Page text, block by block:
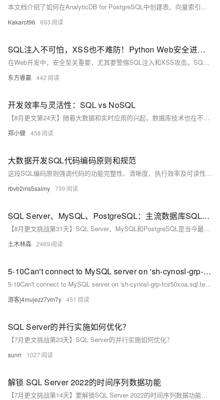
本文档介绍了如何在AnalyticDB for PostgreSQL中创建表、向量索引及混合检索的实现步骤。主要内容包括：创建`articles`表并设置向量存储格式，创建ANN向量索引，为表增加`username`和`time`列，建立BTREE索引和GIN全文检索索引，并展示了查询结果。参考文档提供了详细的SQL语句和配置说明。
Kakarot96 693
SQL注入不可怕，XSS也不难防！Python Web安全进阶教程，让你安心做开发！
在Web开发中，安全至关重要，尤其要警惕SQL注入和XSS攻击。SQL注入通过在数据库查询中插入恶意代码来窃取或篡改数据，而XSS攻击则通过注入恶意脚本来窃取用户敏感信息。本文将带你深入了解这两种威胁，并提供Python实战技巧，包括使用参数化查询和ORM框架防御SQL注入，以及利用模板引擎自动转义和内容安全策略（CSP）防范XSS攻击。通过掌握这些方法，你将能够更加自信地应对Web安全挑战，确保应用程序的安全性。
东方睿赢 442
开发效率与灵活性：SQL vs NoSQL
【8月更文第24天】随着大数据和实时应用的兴起，数据库技术也在不断发展以适应新的需求。传统的SQL（结构化查询语言）数据库因其成熟的数据管理机制而被广泛使用，而NoSQL（Not Only SQL）数据库则以其灵活性和扩展性赢得了众多开发者的青睐。本文将从开发者的视角出发，探讨这两种数据库类型的优缺点，并通过具体的代码示例来说明它们在实际开发中的应用。
郑小健 458
大数据开发SQL代码编码原则和规范
这段SQL编码原则强调代码的功能完整性、清晰度、执行效率及可读性，通过统一关键词大小写、缩进量以及禁止使用模糊操作如select *等手段提升代码质量。此外，SQL编码规范还详细规定了代码头部信息、字段与子句排列、运算符前后间隔、CASE语句编写、查询嵌套、表别名定义以及SQL注释的具体要求，确保代码的一致性和维护性。
rbvb2ms5saimy 739
SQL Server、MySQL、PostgreSQL：主流数据库SQL语法异同比较——深入探讨数据类型、分页查询、表创建与数据插入、函数和索引等关键语法差异，为跨数据库开发提供实用指导
【8月更文挑战第31天】SQL Server、MySQL和PostgreSQL是当今最流行的关系型数据库管理系统，均使用SQL作为查询语言，但在语法和功能实现上存在差异。本文将比较它们在数据类型、分页查询、创建和插入数据以及函数和索引等方面的异同，帮助开发者更好地理解和使用这些数据库。尽管它们共用SQL语言，但每个系统都有独特的语法规则，了解这些差异有助于提升开发效率和项目成功率。
土木林森 2469
5-10Can't connect to MySQL server on 'sh-cynosl-grp-fcs50xoa.sql.tencentcdb.com' (110)")
5-10Can't connect to MySQL server on 'sh-cynosl-grp-fcs50xoa.sql.tencentcdb.com' (110)")
游客j4mujezz7vm7y 451
SQL Server的并行实施如何优化？
【7月更文挑战第23天】SQL Server的并行实施如何优化？
sunrr 1027
解锁 SQL Server 2022的时间序列数据功能
【7月更文挑战第14天】要解锁SQL Server 2022的时间序列数据功能，可使用`generate_series`函数生成整数序列，例如：`SELECT value FROM generate_series(1, 10)。此外，`date_bucket`函数能按指定间隔（如周）对日期时间值分组，这些工具结合窗口函数和其他时间日期函数，能高效处理和分析时间序列数据。更多信息请参考官方文档和技术资料。